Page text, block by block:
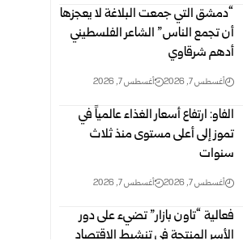
“دمشق التي جمعت البلاغة لا يعجزها
أن تجمع الناس” الشاعر الفلسطيني
أدهم شرقاوي
أغسطس 7, 2026 أغسطس 7, 2026
الفاو: ارتفاع أسعار الغذاء عالمياً في
تموز إلى أعلى مستوى منذ ثلاث
‏سنوات
أغسطس 7, 2026 أغسطس 7, 2026
فعالية “تاون بازار” تضيء على دور
الأسر المنتجة في تنشيط الاقتصاد